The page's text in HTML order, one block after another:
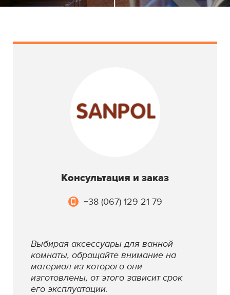
Консультация и заказ
+38 (067) 129 21 79
Выбирая аксессуары для ванной
комнаты, обращайте внимание на
материал из которого они
изготовлены, от этого зависит срок
его эксплуатации.